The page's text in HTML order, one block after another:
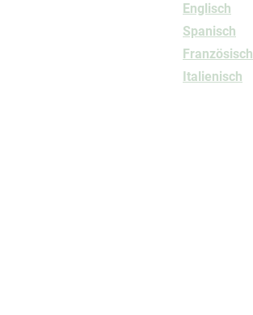
Englisch
Spanisch
Französisch
Italienisch